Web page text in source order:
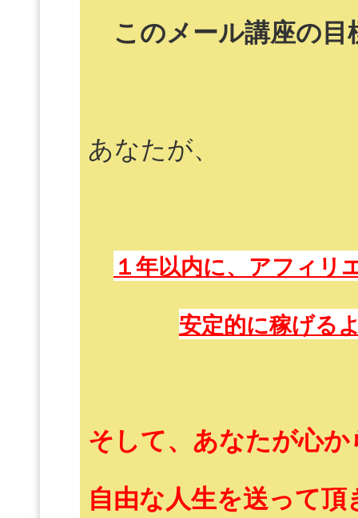
このメール講座の目
あなたが、
１年以内に、アフィリ
安定的に稼げる
そして、あなたが心
自由な人生を送って